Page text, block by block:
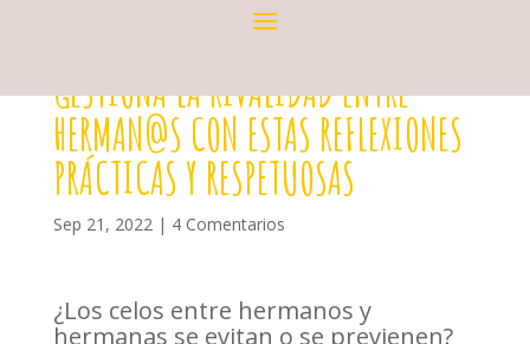
GESTIONA LA RIVALIDAD ENTRE
HERMAN@S CON ESTAS REFLEXIONES
PRÁCTICAS Y RESPETUOSAS
Sep 21, 2022| 4 Comentarios
¿Los celos entre hermanos y
hermanas se evitan o se previenen?